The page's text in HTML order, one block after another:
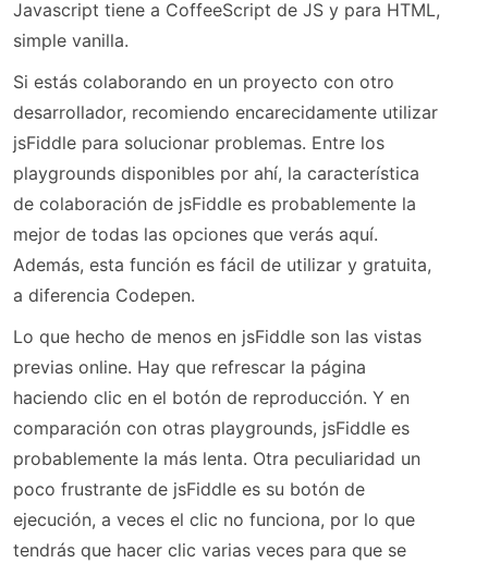
Javascript tiene a CoffeeScript de JS y para HTML,
simple vanilla.
Si estás colaborando en un proyecto con otro
desarrollador, recomiendo encarecidamente utilizar
jsFiddle para solucionar problemas. Entre los
playgrounds disponibles por ahí, la característica
de colaboración de jsFiddle es probablemente la
mejor de todas las opciones que verás aquí.
Además, esta función es fácil de utilizar y gratuita,
a diferencia Codepen.
Lo que hecho de menos en jsFiddle son las vistas
previas online. Hay que refrescar la página
haciendo clic en el botón de reproducción. Y en
comparación con otras playgrounds, jsFiddle es
probablemente la más lenta. Otra peculiaridad un
poco frustrante de jsFiddle es su botón de
ejecución, a veces el clic no funciona, por lo que
tendrás que hacer clic varias veces para que se